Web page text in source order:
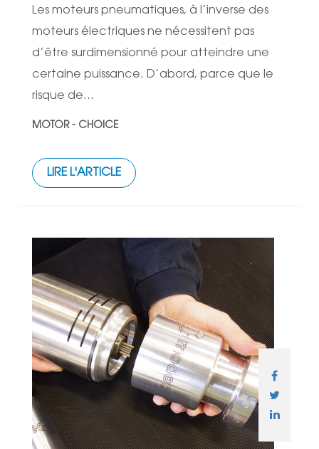
Les moteurs pneumatiques, à l’inverse des
moteurs électriques ne nécessitent pas
d’être surdimensionné pour atteindre une
certaine puissance. D’abord, parce que le
risque de...
MOTOR - CHOICE
LIRE L'ARTICLE